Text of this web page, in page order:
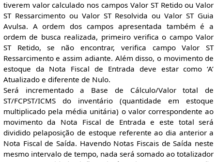
tiverem valor calculado nos campos Valor ST Retido ou Valor
ST Ressarcimento ou Valor ST Resolvida ou Valor ST Guia
Avulsa. A ordem dos campos apresentada também é a
ordem de busca realizada, primeiro verifica o campo Valor
ST Retido, se não encontrar, verifica campo Valor ST
Ressarcimento e assim adiante. Além disso, o movimento de
estoque da Nota Fiscal de Entrada deve estar como ‘A’
Atualizado e diferente de Nulo.
Será incrementado a Base de Cálculo/Valor total de
ST/FCPST/ICMS do inventário (quantidade em estoque
multiplicado pela média unitária) o valor correspondente ao
movimento da Nota Fiscal de Entrada e este total será
dividido pelaposição de estoque referente ao dia anterior a
Nota Fiscal de Saída. Havendo Notas Fiscais de Saída neste
mesmo intervalo de tempo, nada será somado ao totalizador